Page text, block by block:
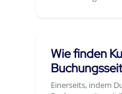
Wie finden
Einerseits, indem